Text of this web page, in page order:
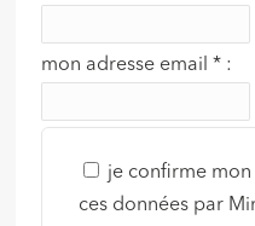
mon adresse email* :
je confirme
ces données par